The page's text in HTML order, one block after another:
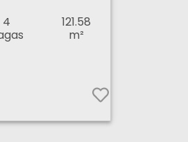
4
121.58
m²